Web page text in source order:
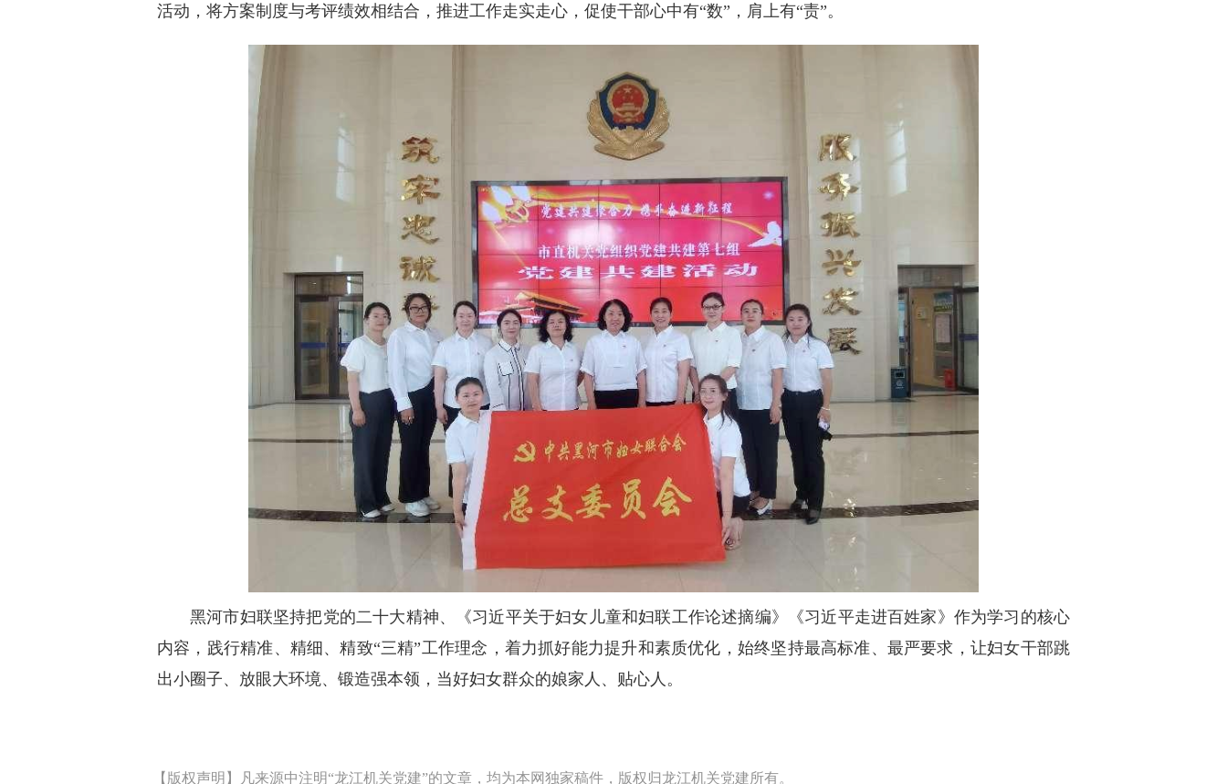
活动，将方案制度与考评绩效相结合，推进工作走实走心，促使干部心中有“数”，肩上有“责”。
黑河市妇联坚持把党的二十大精神、《习近平关于妇女儿童和妇联工作论述摘编》《习近平走进百姓家》作为学习的核心
内容，践行精准、精细、精致“三精”工作理念，着力抓好能力提升和素质优化，始终坚持最高标准、最严要求，让妇女干部跳
出小圈子、放眼大环境、锻造强本领，当好妇女群众的娘家人、贴心人。
【版权声明】凡来源中注明“龙江机关党建”的文章，均为本网独家稿件，版权归龙江机关党建所有。